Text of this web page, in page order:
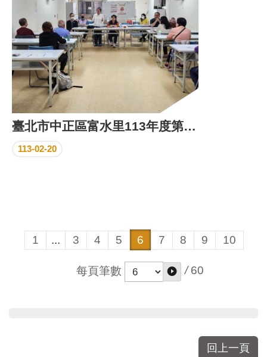
臺北市中正區富水里113年度第1次里鄰工作會報
113-02-20
1 ... 3 4 5 6 7 8 9 10
每頁筆數 / 60
回上一頁